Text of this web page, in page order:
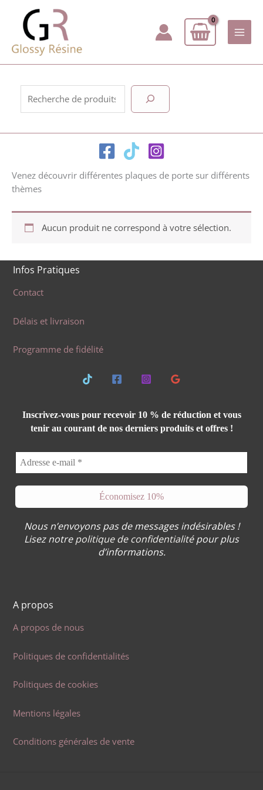
contenu
Rechercher
Venez découvrir différentes plaques de porte sur différents
thèmes
Aucun produit ne correspond à votre sélection.
Infos Pratiques
Contact
Délais et livraison
Programme de fidélité
Inscrivez-vous pour recevoir 10 % de réduction et vous
tenir au courant de nos derniers produits et offres !
Nous n’envoyons pas de messages indésirables !
Lisez notrepolitique de confidentialitépour plus
d’informations.
A propos
A propos de nous
Politiques de confidentialités
Politiques de cookies
Mentions légales
Conditions générales de vente